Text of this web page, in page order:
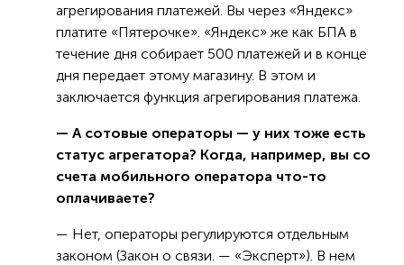
агрегирования платежей. Вы через «Яндекс»
платите «Пятерочке». «Яндекс» же как БПА в
течение дня собирает 500 платежей и в конце
дня передает этому магазину. В этом и
заключается функция агрегирования платежа.
— А сотовые операторы — у них тоже есть
статус агрегатора? Когда, например, вы со
счета мобильного оператора что-то
оплачиваете?
— Нет, операторы регулируются отдельным
законом (Закон о связи. — «Эксперт»). В нем